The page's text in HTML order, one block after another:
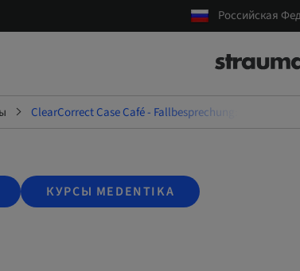
Российская
ClearCorrect Case Café - Fallbesprechung: Hand in
КУРСЫ MEDENTIKA